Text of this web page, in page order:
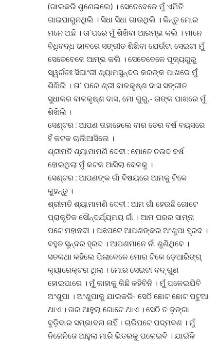
(ଗାଇକରି ଶୁଣେଇଲେ) । ସେତେବେଳେ ମୁଁ ଏମିତି
ଗାଇପାରୁନଥିଲି । ସିଧା ସିଧା ଗାଉଥିଲି । କିନ୍ତୁ ମୋର
ମନେ ଅଛି । ତା’ପରେ ମୁଁ ଶିଖିବା ଆରମ୍ଭ କଲି । ମାନେ
ବିଧିବଦ୍ଧ ଭାବରେ ସଙ୍ଗୀତ ଶିଖିବା ଯେଉଁଟା ସେଇଟା ମୁଁ
ସେତେବେଳେ ଆମ୍ଭ କଲି । ସେତେବେଳେ ପୂଜ୍ୟଗୁରୁ
ସ୍ୱର୍ଗତଃ ସିଘାଂରୀ ଶ୍ୟାମସୁନ୍ଦର କରଙ୍କ ପାଖରେ ମୁଁ
ଶିଖିଲି । ତା’ ପରେ ଶ୍ରୀ ବାଳକୃଷ୍ଣ ଦାସ ସଙ୍ଗୀତ
ସୁଧାକର ବାଳକୃଷ୍ଣ ଦାସ, ମୋ ଗୁରୁ,- ତାଙ୍କ ପାଖରେ ମୁଁ
ଶିଖିଲି ।
ସେଣ୍ଟର : ଆପଣ ତାହାହେଲେ ବାର ତେର ବର୍ଷ ବୟସରେ
ହିଁ କଟକ ଚାଲିଆସିଲେ ।
ଶ୍ରୀମତି ଶ୍ୟାମାମଣି ଦେବୀ : ମୋତେ ଚଉଦ ବର୍ଷ
ହୋଇଥିଲା ମୁଁ କଟକ ଆସିଲା ବେଳକୁ ।
ସେଣ୍ଟର : ଆପଣଙ୍କ ଗାଁ ବିଷୟରେ ଆମକୁ ଟିକେ
କୁହନ୍ତୁ ।
ଶ୍ରୀମତି ଶ୍ୟାମାମଣି ଦେବୀ : ଆମ ଗାଁ ହେଉଛି ଗୋଟେ
ପ୍ରାକୃତିକ ସୌନ୍ଦର୍ଯ୍ୟମୟ ଗାଁ । ଆମ ଘରର ସାମ୍ନା
ପଟେ ମହାନଦୀ । ପଛପଟେ ଆପଣଙ୍କର ଅଂଶୁପା ହ୍ରଦ ।
ବହୁତ ସୁନ୍ଦର ହ୍ରଦ । ଆପଣମାନେ ନାଁ ଶୁଣିଥିବେ ।
ସତକଥା କହିଲେ ପିଲାବେଳେ ମୋର ଟିକେ ଡ଼େଆରିଙ୍ଗ୍
କ୍ୟାରେକ୍ଟର ଥିଲା । ମୋର ସେଇଟା ବଦ୍ ଗୁଣ
ହୋଇପାରେ । ମୁଁ କାହାକୁ କିଛି କହିବିନି । ମୁଁ ପଳେଇଯିବି
ଅଂଶୁପା । ଅଂଶୁପାକୁ ଯାଇକରି- ସେଠି ଛୋଟ ଛୋଟ ପଟୁଆ
ଥାଏ । ତାର ଆହୁଲା ଗୋଟେ ଥାଏ । ସେଠି ତ ଡ଼ଙ୍ଗା
ବୁଡ଼ିବାର ସମ୍ଭାବନା ନାହିଁ । ଚାରିପଟେ ପଦ୍ମବଣ । ମୁଁ
ନିଜେନିଜେ ଆହୁଲା ମାରି ଭିତରକୁ ପଳେଇବି । ଯାଇଁକି